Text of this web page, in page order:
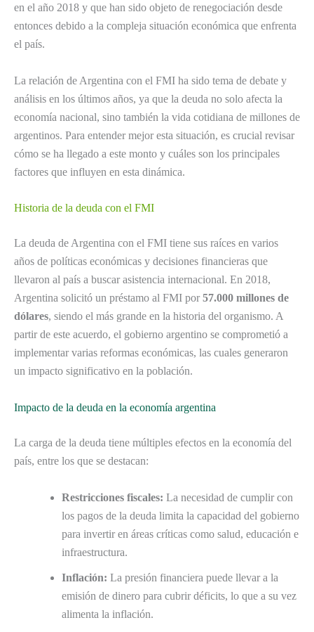
en el año 2018 y que han sido objeto de renegociación desde
entonces debido a la compleja situación económica que enfrenta
el país.
La relación de Argentina con el FMI ha sido tema de debate y
análisis en los últimos años, ya que la deuda no solo afecta la
economía nacional, sino también la vida cotidiana de millones de
argentinos. Para entender mejor esta situación, es crucial revisar
cómo se ha llegado a este monto y cuáles son los principales
factores que influyen en esta dinámica.
Historia de la deuda con el FMI
La deuda de Argentina con el FMI tiene sus raíces en varios
años de políticas económicas y decisiones financieras que
llevaron al país a buscar asistencia internacional. En 2018,
Argentina solicitó un préstamo al FMI por 57.000 millones de
dólares, siendo el más grande en la historia del organismo. A
partir de este acuerdo, el gobierno argentino se comprometió a
implementar varias reformas económicas, las cuales generaron
un impacto significativo en la población.
Impacto de la deuda en la economía argentina
La carga de la deuda tiene múltiples efectos en la economía del
país, entre los que se destacan:
Restricciones fiscales: La necesidad de cumplir con
los pagos de la deuda limita la capacidad del gobierno
para invertir en áreas críticas como salud, educación e
infraestructura.
Inflación: La presión financiera puede llevar a la
emisión de dinero para cubrir déficits, lo que a su vez
alimenta la inflación.